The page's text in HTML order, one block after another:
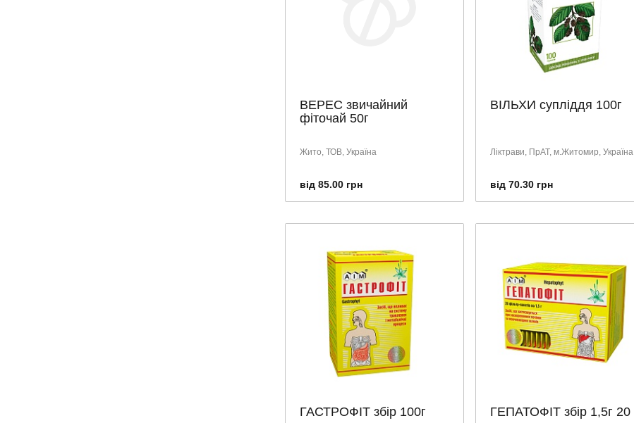
ВЕРЕС звичайний
фіточай 50г
Жито, ТОВ, Україна
від 85.00 грн
ВІЛЬХИ супліддя 100г
Ліктрави, ПрАТ, м.Житомир, Україна
від 70.30 грн
ГАСТРОФІТ збір 100г ГЕПАТОФІТ збір 1,5г 20